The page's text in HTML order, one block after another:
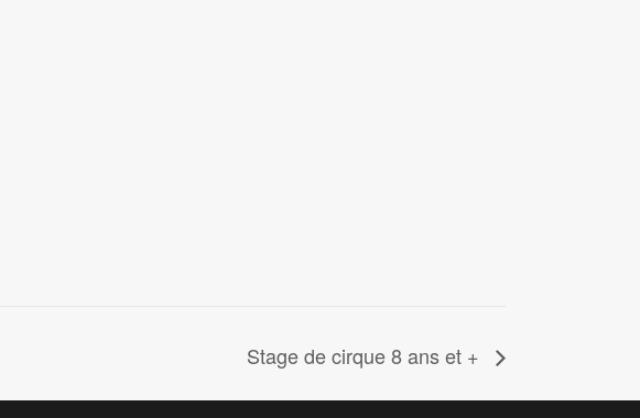
Stage de cirque 8 ans et +